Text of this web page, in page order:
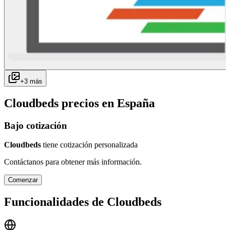
+3 más
Cloudbeds precios en España
Bajo cotización
Cloudbeds tiene cotización personalizada
Contáctanos para obtener más información.
Comenzar
Funcionalidades de Cloudbeds